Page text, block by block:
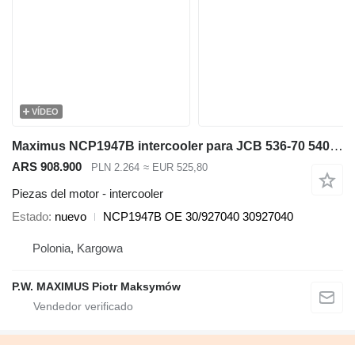
VÍDEO
Maximus NCP1947B intercooler para JCB 536-70 540-140 531-70 533-105 535-95 536-60 536-70 540-170 541-70 550-140 cargadora telescópica
ARS 908.900 PLN 2.264 ≈ EUR 525,80
Piezas del motor - intercooler
Estado nuevo NCP1947B OE 30/927040 30927040
Polonia, Kargowa
P.W. MAXIMUS Piotr Maksymów